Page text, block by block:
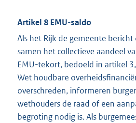
Artikel 8 EMU-saldo
Als het Rijk de gemeente
samen het collectieve aandeel
EMU-tekort, bedoeld in artikel
Wet houdbare
overschreden, informeren
wethouders de raad of een
begroting nodig is. Als